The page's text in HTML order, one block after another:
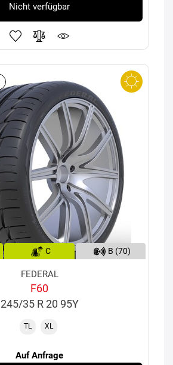
Nicht verfügbar
C B (70)
FEDERAL
F60
245/35 R 20 95Y
TL XL
Auf Anfrage